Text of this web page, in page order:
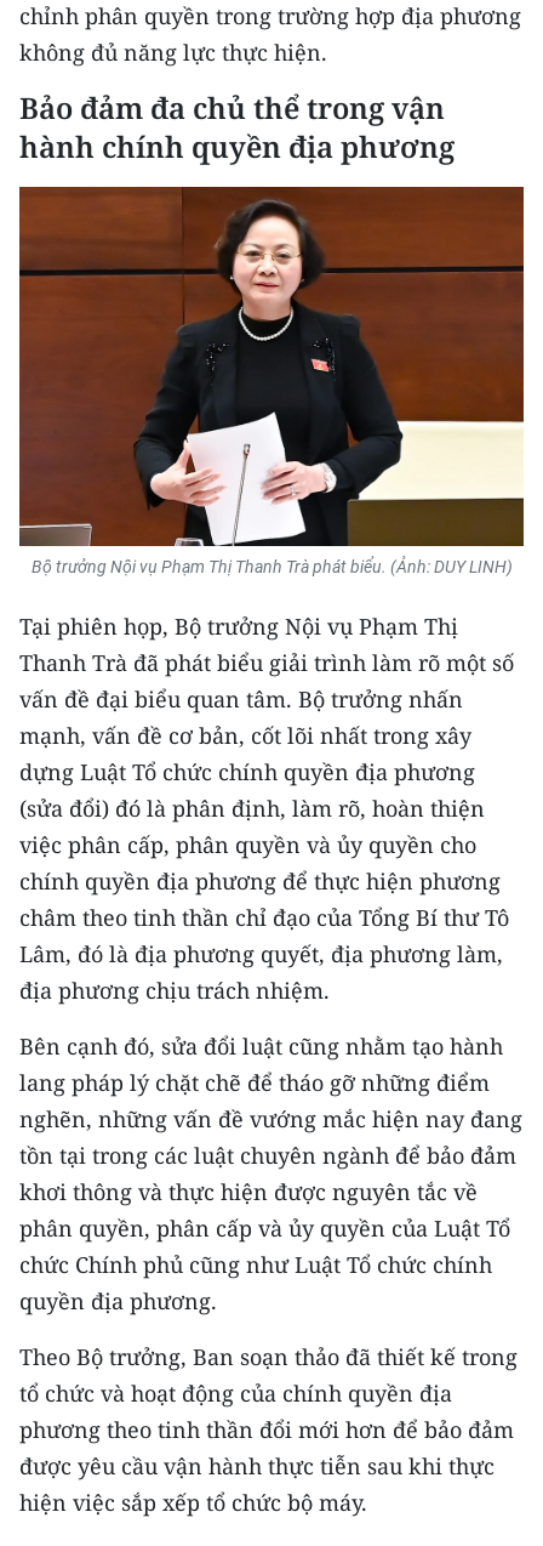
chỉnh phân quyền trong trường hợp địa phương
không đủ năng lực thực hiện.
Bảo đảm đa chủ thể trong vận
hành chính quyền địa phương
Bộ trưởng Nội vụ Phạm Thị Thanh Trà phát biểu. (Ảnh: DUY LINH)
Tại phiên họp, Bộ trưởng Nội vụ Phạm Thị
Thanh Trà đã phát biểu giải trình làm rõ một số
vấn đề đại biểu quan tâm. Bộ trưởng nhấn
mạnh, vấn đề cơ bản, cốt lõi nhất trong xây
dựng Luật Tổ chức chính quyền địa phương
(sửa đổi) đó là phân định, làm rõ, hoàn thiện
việc phân cấp, phân quyền và ủy quyền cho
chính quyền địa phương để thực hiện phương
châm theo tinh thần chỉ đạo của Tổng Bí thư Tô
Lâm, đó là địa phương quyết, địa phương làm,
địa phương chịu trách nhiệm.
Bên cạnh đó, sửa đổi luật cũng nhằm tạo hành
lang pháp lý chặt chẽ để tháo gỡ những điểm
nghẽn, những vấn đề vướng mắc hiện nay đang
tồn tại trong các luật chuyên ngành để bảo đảm
khơi thông và thực hiện được nguyên tắc về
phân quyền, phân cấp và ủy quyền của Luật Tổ
chức Chính phủ cũng như Luật Tổ chức chính
quyền địa phương.
Theo Bộ trưởng, Ban soạn thảo đã thiết kế trong
tổ chức và hoạt động của chính quyền địa
phương theo tinh thần đổi mới hơn để bảo đảm
được yêu cầu vận hành thực tiễn sau khi thực
hiện việc sắp xếp tổ chức bộ máy.